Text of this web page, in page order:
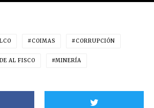
COIMAS CORRUPCIÓN
AL FISCO MINERÍA